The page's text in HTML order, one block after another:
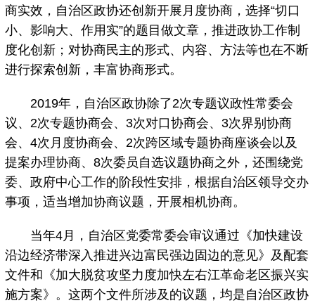
商实效，自治区政协还创新开展月度协商，选择“切口
小、影响大、作用实”的题目做文章，推进政协工作制
度化创新；对协商民主的形式、内容、方法等也在不断
进行探索创新，丰富协商形式。
2019年，自治区政协除了2次专题议政性常委会
议、2次专题协商会、3次对口协商会、3次界别协商
会、4次月度协商会、2次跨区域专题协商座谈会以及
提案办理协商、8次委员自选议题协商之外，还围绕党
委、政府中心工作的阶段性安排，根据自治区领导交办
事项，适当增加协商议题，开展相机协商。
当年4月，自治区党委常委会审议通过《加快建设
沿边经济带深入推进兴边富民强边固边的意见》及配套
文件和《加大脱贫攻坚力度加快左右江革命老区振兴实
施方案》。这两个文件所涉及的议题，均是自治区政协